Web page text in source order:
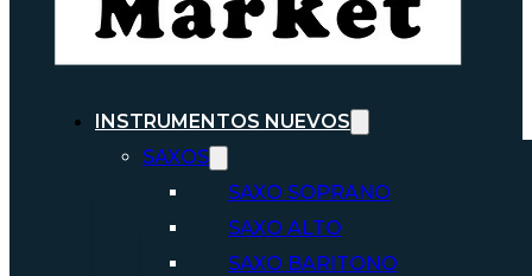
INSTRUMENTOS NUEVOS
SAXOS
SAXO SOPRANO
SAXO ALTO
SAXO BARITONO